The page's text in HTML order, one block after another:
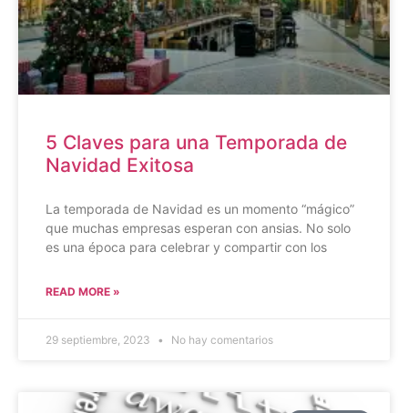
5 Claves para una Temporada de
Navidad Exitosa
La temporada de Navidad es un momento “mágico”
que muchas empresas esperan con ansias. No solo
es una época para celebrar y compartir con los
READ MORE »
29 septiembre, 2023 No hay comentarios